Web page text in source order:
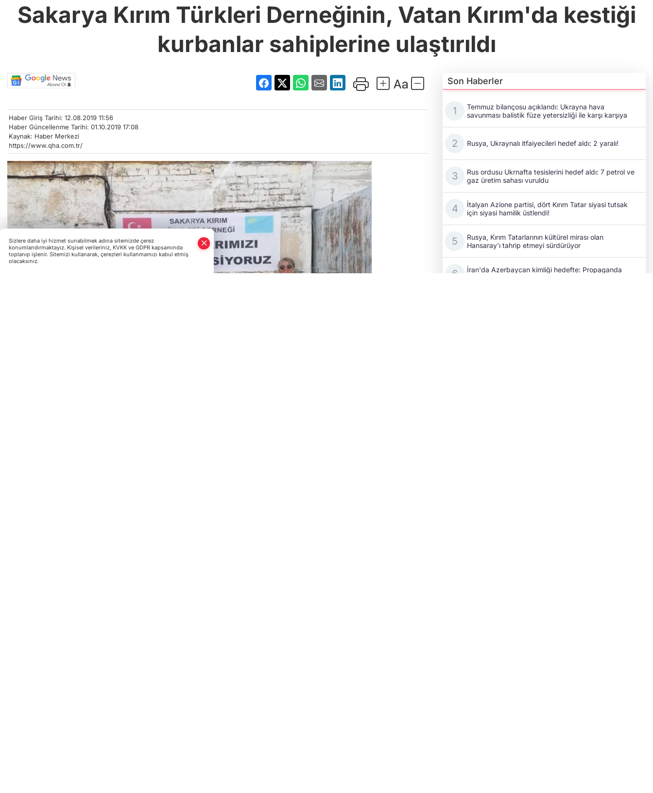
Sakarya Kırım Türkleri Derneğinin, Vatan Kırım'da kestiği
kurbanlar sahiplerine ulaştırıldı
Haber Giriş Tarihi: 12.08.2019 11:56
Haber Güncellenme Tarihi: 01.10.2019 17:08
Kaynak: Haber Merkezi
https://www.qha.com.tr/
Son Haberler
Temmuz bilançosu açıklandı: Ukrayna hava
savunması balistik füze yetersizliği ile karşı karşıya
Rusya, Ukraynalı itfaiyecileri hedef aldı: 2 yaralı!
Rus ordusu Ukrnafta tesislerini hedef aldı: 7 petrol ve
gaz üretim sahası vuruldu
İtalyan Azione partisi, dört Kırım Tatar siyasi tutsak
için siyasi hamilik üstlendi!
Rusya, Kırım Tatarlarının kültürel mirası olan
Hansaray'ı tahrip etmeyi sürdürüyor
İran'da Azerbaycan kimliği hedefte: Propaganda
Sizlere daha iyi hizmet sunabilmek adına sitemizde çerez
konumlandırmaktayız. Kişisel verileriniz, KVKK ve GDPR kapsamında
toplanıp işlenir. Sitemizi kullanarak, çerezleri kullanmamızı kabul etmiş
olacaksınız.